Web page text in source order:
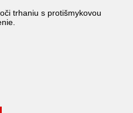
trhaniu s protišmykovou